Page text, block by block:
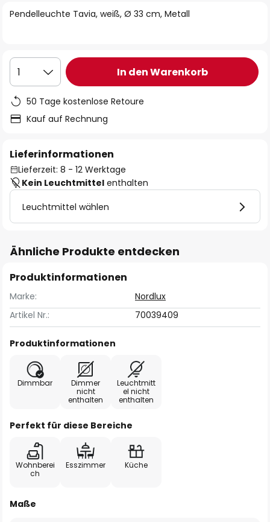
Pendelleuchte Tavia, weiß, Ø 33 cm, Metall
1 In den Warenkorb
50 Tage kostenlose Retoure
Kauf auf Rechnung
Lieferinformationen
Lieferzeit: 8 - 12 Werktage
Kein Leuchtmittel enthalten
Leuchtmittel wählen
Ähnliche Produkte entdecken
Produktinformationen
Marke:
Nordlux
Artikel Nr.:
70039409
Produktinformationen
Dimmbar
Dimmer
nicht
enthalten
Leuchtmitt
el nicht
enthalten
Perfekt für diese Bereiche
Wohnberei
ch
Esszimmer Küche
Maße